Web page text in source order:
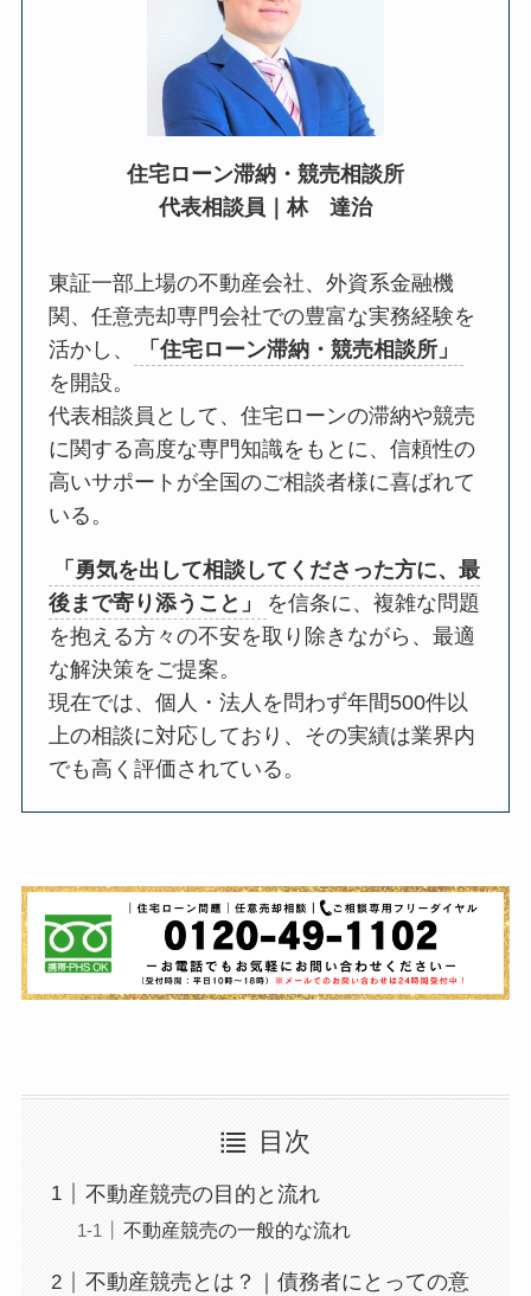
住宅ローン滞納・競売相談所
代表相談員｜林 達治
東証一部上場の不動産会社、外資系金融機
関、任意売却専門会社での豊富な実務経験を
活かし、
「住宅ローン滞納・競売相談所」
を開設。
代表相談員として、住宅ローンの滞納や競売
に関する高度な専門知識をもとに、信頼性の
高いサポートが全国のご相談者様に喜ばれて
いる。
「勇気を出して相談してくださった方に、最
後まで寄り添うこと」
を信条に、複雑な問題
を抱える方々の不安を取り除きながら、最適
な解決策をご提案。
現在では、個人・法人を問わず年間500件以
上の相談に対応しており、その実績は業界内
でも高く評価されている。
目次
不動産競売の目的と流れ
不動産競売の一般的な流れ
不動産競売とは？｜債務者にとっての意